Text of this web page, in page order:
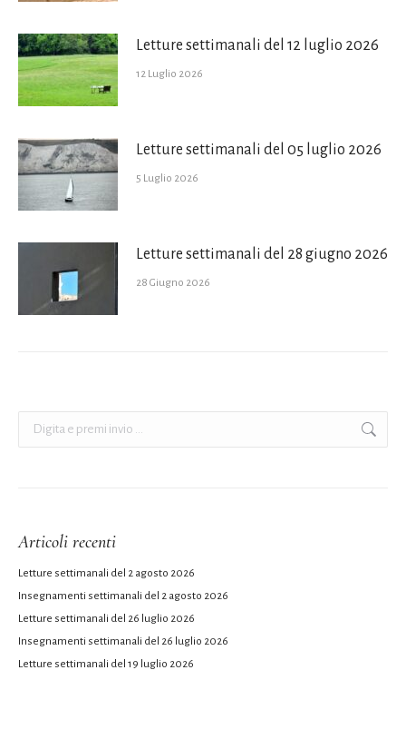
Letture settimanali del 12 luglio 2026
12 Luglio 2026
Letture settimanali del 05 luglio 2026
5 Luglio 2026
Letture settimanali del 28 giugno 2026
28 Giugno 2026
Articoli recenti
Letture settimanali del 2 agosto 2026
Insegnamenti settimanali del 2 agosto 2026
Letture settimanali del 26 luglio 2026
Insegnamenti settimanali del 26 luglio 2026
Letture settimanali del 19 luglio 2026